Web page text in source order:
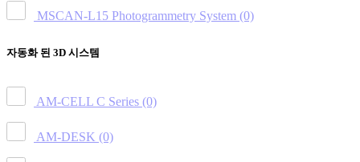
MSCAN-L15 Photogrammetry System (0)
자동화 된 3D 시스템
AM-CELL C Series (0)
AM-DESK (0)